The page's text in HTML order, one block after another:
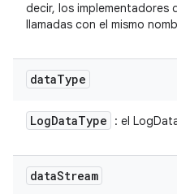
decir, los implementadores
llamadas con el mismo
dataType
LogDataType : el
dataStream